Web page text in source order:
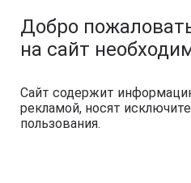
Добро
на сайт
Сайт содержит
рекламой, носят
пользования.